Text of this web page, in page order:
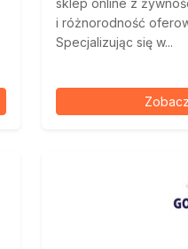
sklep online z
i różnorodność
Specjalizując się w...